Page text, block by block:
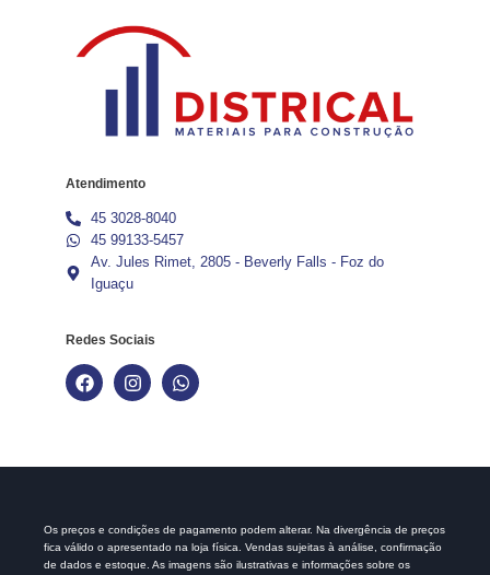
Atendimento
45 3028-8040
45 99133-5457
Av. Jules Rimet, 2805 - Beverly Falls - Foz do
Iguaçu
Redes Sociais
Os preços e condições de pagamento podem alterar. Na divergência de preços
fica válido o apresentado na loja física. Vendas sujeitas à análise, confirmação
de dados e estoque. As imagens são ilustrativas e informações sobre os